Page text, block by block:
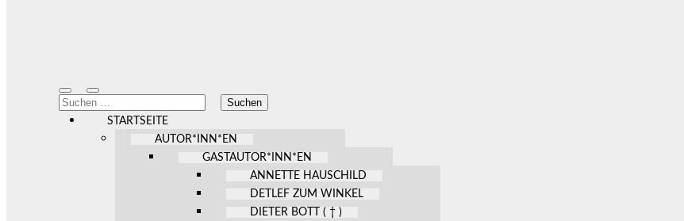
Mobile-
Menü
ein-/ausblenden
Suchfeld
ein-/ausblenden
Suchen
nach:
STARTSEITE
AUTOR*INN*EN
GASTAUTOR*INN*EN
ANNETTE HAUSCHILD
DETLEF ZUM WINKEL
DIETER BOTT ( † )